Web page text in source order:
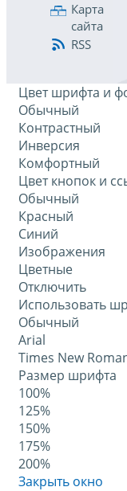
Карта
сайта
RSS
Цвет шрифта и
Обычный
Контрастный
Инверсия
Комфортный
Цвет кнопок и
Обычный
Красный
Синий
Изображения
Цветные
Отключить
Использовать
Обычный
Arial
Times New
Размер шрифта
100%
125%
150%
175%
200%
Закрыть окно